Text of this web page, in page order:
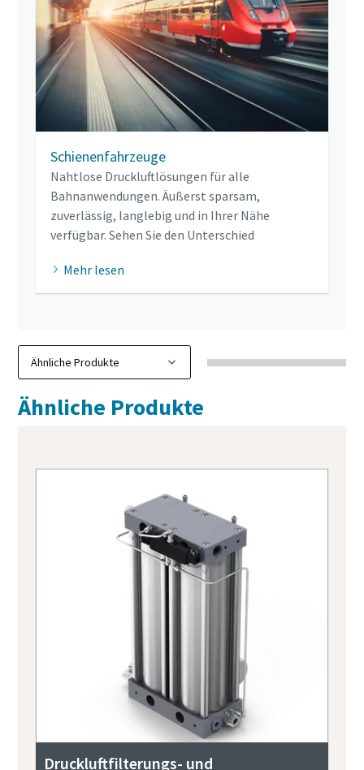
Schienenfahrzeuge
Nahtlose Druckluftlösungen für alle
Bahnanwendungen. Äußerst sparsam,
zuverlässig, langlebig und in Ihrer Nähe
verfügbar. Sehen Sie den Unterschied
Mehr lesen
Ähnliche Produkte
Druckluftfilterungs- und